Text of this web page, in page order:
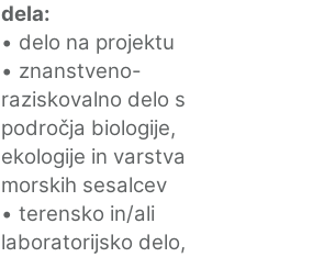
dela:
• delo na projektu
• znanstveno-
raziskovalno delo s
področja biologije,
ekologije in varstva
morskih sesalcev
• terensko in/ali
laboratorijsko delo,